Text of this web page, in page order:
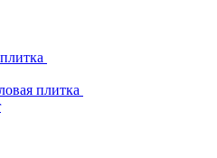
плитка